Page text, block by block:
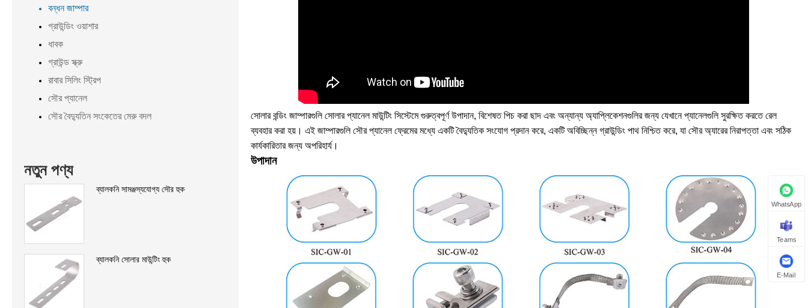
বন্ধন জাম্পার
গ্রাউন্ডিং ওয়াশার
ধাবক
গ্রাউন্ড স্ক্রু
রাবার সিলিং স্ট্রিপ
সৌর প্যানেল
সৌর বৈদ্যুতিন সংকেতের মেরু বদল
নতুন পণ্য
ব্যালকনি সামঞ্জস্যযোগ্য সৌর হুক
ব্যালকনি সোলার মাউন্টিং হুক
সোলার বন্ডিং জাম্পারগুলি সোলার প্যানেল মাউন্টিং সিস্টেমে গুরুত্বপূর্ণ উপাদান, বিশেষত পিচ করা ছাদ এবং অন্যান্য অ্যাপ্লিকেশনগুলির জন্য যেখানে প্যানেলগুলি সুরক্ষিত করতে রেল
ব্যবহার করা হয়। এই জাম্পারগুলি সৌর প্যানেল ফ্রেমের মধ্যে একটি বৈদ্যুতিক সংযোগ প্রদান করে, একটি অবিচ্ছিন্ন গ্রাউন্ডিং পাথ নিশ্চিত করে, যা সৌর অ্যারের নিরাপত্তা এবং সঠিক
কার্যকারিতার জন্য অপরিহার্য।
উপাদান
WhatsApp
Teams
E-Mail